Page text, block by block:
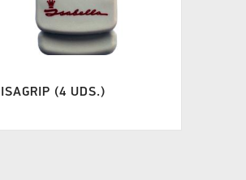
ISAGRIP (4 UDS.)